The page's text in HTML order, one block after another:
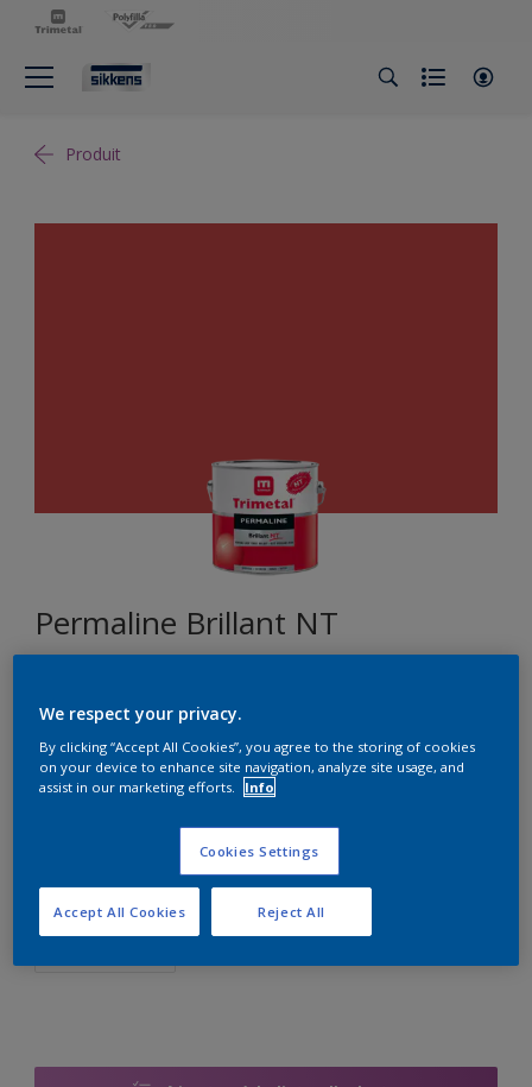
Produit
Permaline Brillant NT
Format
We respect your privacy.
By clicking “Accept All Cookies”, you agree to the storing of cookies
on your device to enhance site navigation, analyze site usage, and
assist in our marketing efforts.
Info
Cookies Settings
Reject All
Accept All Cookies